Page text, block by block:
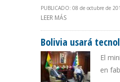
PUBLICADO: 08 de octubre de
LEER MÁS
Bolivia usará
El
en